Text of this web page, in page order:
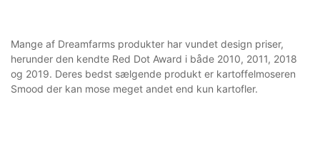
Mange af Dreamfarms produkter har vundet design priser,
herunder den kendte Red Dot Award i både 2010, 2011, 2018
og 2019. Deres bedst sælgende produkt er kartoffelmoseren
Smood der kan mose meget andet end kun kartofler.